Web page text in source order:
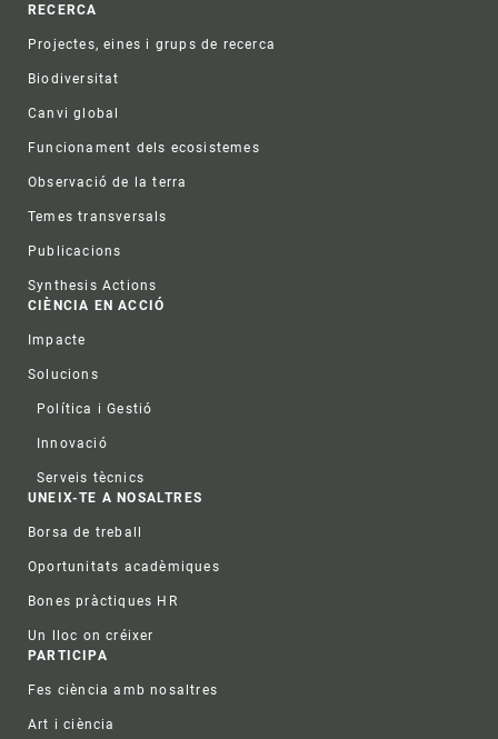
RECERCA
Projectes, eines i grups de recerca
Biodiversitat
Canvi global
Funcionament dels ecosistemes
Observació de la terra
Temes transversals
Publicacions
Synthesis Actions
CIÈNCIA EN ACCIÓ
Impacte
Solucions
Política i Gestió
Innovació
Serveis tècnics
UNEIX-TE A NOSALTRES
Borsa de treball
Oportunitats acadèmiques
Bones pràctiques HR
Un lloc on créixer
PARTICIPA
Fes ciència amb nosaltres
Art i ciència